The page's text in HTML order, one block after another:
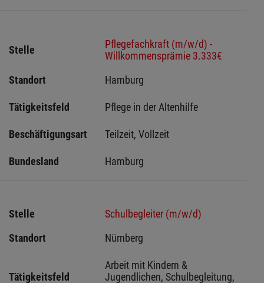
Stelle
Pflegefachkraft (m/w/d) -
Willkommensprämie 3.333€
Standort
Hamburg
Tätigkeitsfeld Pflege in der Altenhilfe
Beschäftigungsart Teilzeit, Vollzeit
Bundesland Hamburg
Stelle
Schulbegleiter (m/w/d)
Standort
Nürnberg
Tätigkeitsfeld
Arbeit mit Kindern &
Jugendlichen, Schulbegleitung,